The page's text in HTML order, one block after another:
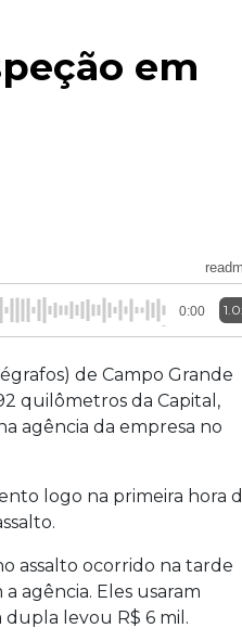
em
0:00
de Campo Grande
quilômetros da Capital,
agência da empresa no
logo na primeira hora
assalto ocorrido na tarde
agência. Eles usaram
levou R$ 6 mil.